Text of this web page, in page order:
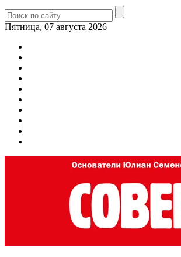
Пятница, 07 августа 2026